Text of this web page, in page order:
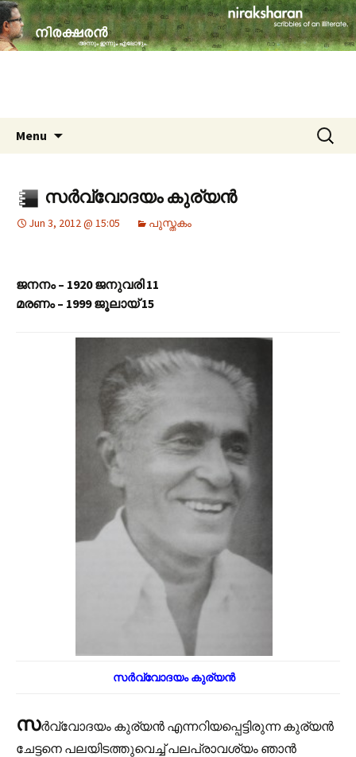
niraksharan (നിരക്ഷരൻ)
travelogues, book reviews, social issues,
cinema, memories & lot more…
Menu
Search
for:
സർവ്വോദയം കുര്യൻ
Jun 3, 2012 @ 15:05 പുസ്തകം
ജനനം – 1920 ജനുവരി 11
മരണം – 1999 ജൂലായ് 15
സർവ്വോദയം കുര്യൻ
സർവ്വോദയം കുര്യൻ എന്നറിയപ്പെട്ടിരുന്ന കുര്യൻ
ചേട്ടനെ പലയിടത്തുവെച്ച് പലപ്രാവശ്യം ഞാൻ